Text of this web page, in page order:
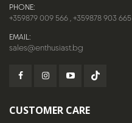
PHONE:
+359879 009 566,+359878 903 665
EMAIL:
sales@enthusiast.bg
CUSTOMER CARE